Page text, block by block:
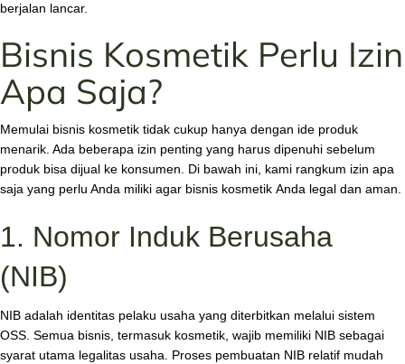
berjalan lancar.
Bisnis Kosmetik Perlu Izin
Apa Saja?
Memulai bisnis kosmetik tidak cukup hanya dengan ide produk
menarik. Ada beberapa izin penting yang harus dipenuhi sebelum
produk bisa dijual ke konsumen. Di bawah ini, kami rangkum izin apa
saja yang perlu Anda miliki agar bisnis kosmetik Anda legal dan aman.
1. Nomor Induk Berusaha
(NIB)
NIB adalah identitas pelaku usaha yang diterbitkan melalui sistem
OSS. Semua bisnis, termasuk kosmetik, wajib memiliki NIB sebagai
syarat utama legalitas usaha. Proses pembuatan NIB relatif mudah